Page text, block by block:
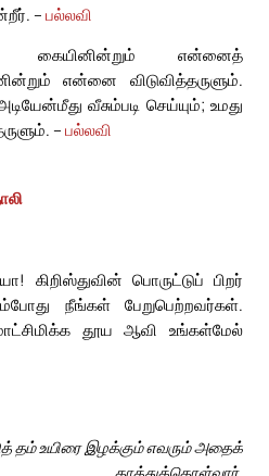
– பல்லவி
கையினின்றும் என்னைத்
என்னை விடுவித்தருளும்.
வீசும்படி செய்யும்; உமது
– பல்லவி
கிறிஸ்துவின் பொருட்டுப் பிறர்
நீங்கள் பேறுபெற்றவர்கள்.
தூய ஆவி உங்கள்மேல்
தம் உயிரை இழக்கும் எவரும் அதைக்